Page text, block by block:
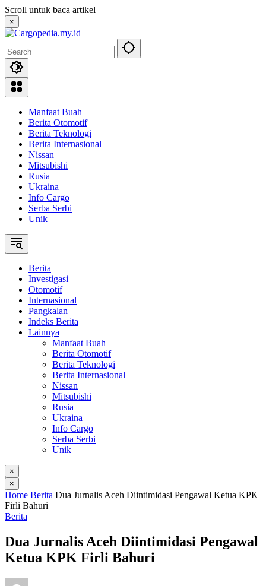
Skip
to
content
Scroll untuk baca artikel
×
Manfaat Buah
Berita Otomotif
Berita Teknologi
Berita Internasional
Nissan
Mitsubishi
Rusia
Ukraina
Info Cargo
Serba Serbi
Unik
Berita
Investigasi
Otomotif
Internasional
Pangkalan
Indeks Berita
Lainnya
Manfaat Buah
Berita Otomotif
Berita Teknologi
Berita Internasional
Nissan
Mitsubishi
Rusia
Ukraina
Info Cargo
Serba Serbi
Unik
×
×
Home Berita Dua Jurnalis Aceh Diintimidasi Pengawal Ketua KPK
Firli Bahuri
Berita
Dua Jurnalis Aceh Diintimidasi Pengawal
Ketua KPK Firli Bahuri